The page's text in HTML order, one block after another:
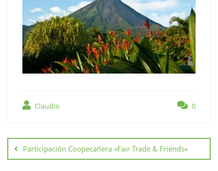
Claudio 0
Participación Coopecañera «Fair Trade & Friends»